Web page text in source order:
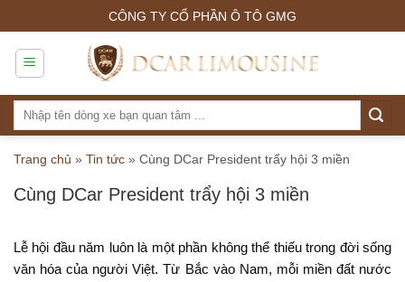
to
content
CÔNG TY CỔ PHẦN Ô TÔ GMG
Tìm
kiếm:
Trang chủ » Tin tức » Cùng DCar President trẩy hội 3 miền
Cùng DCar President trẩy hội 3 miền
Lễ hội đầu năm luôn là một phần không thể thiếu trong đời sống
văn hóa của người Việt. Từ Bắc vào Nam, mỗi miền đất nước